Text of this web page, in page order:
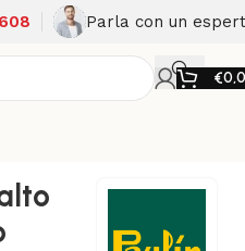
Parla con un
€